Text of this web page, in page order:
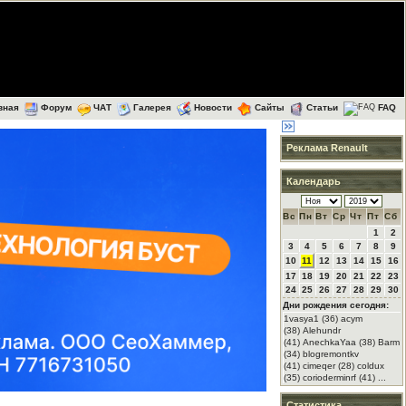
Форум ЧАТ Галерея Новости Сайты Статьи FAQ
Реклама Renault
Календарь
Вс Пн Вт Ср Чт Пт Сб
1
2
3
4 5 6 7 8
9
10 11 12 13 14 15
16
17 18 19 20 21 22
23
24 25 26 27 28 29
30
Дни рождения сегодня:
1vasya1 (36) acym
(38) Alehundr
(41) AnechkaYaа (38) Barm
(34) blogremontkv
(41) cimeqer (28) coldux
(35) corioderminrf (41) ...